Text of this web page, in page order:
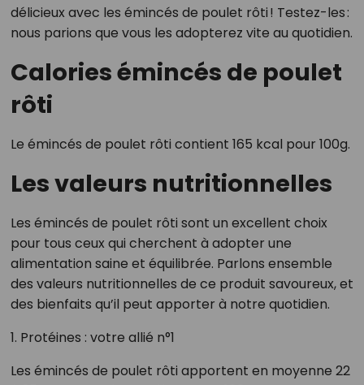
délicieux avec les émincés de poulet rôti ! Testez-les :
nous parions que vous les adopterez vite au quotidien.
Calories émincés de poulet
rôti
Le émincés de poulet rôti contient 165 kcal pour 100g.
Les valeurs nutritionnelles
Les émincés de poulet rôti sont un excellent choix
pour tous ceux qui cherchent à adopter une
alimentation saine et équilibrée. Parlons ensemble
des valeurs nutritionnelles de ce produit savoureux, et
des bienfaits qu’il peut apporter à notre quotidien.
1. Protéines : votre allié n°1
Les émincés de poulet rôti apportent en moyenne 22